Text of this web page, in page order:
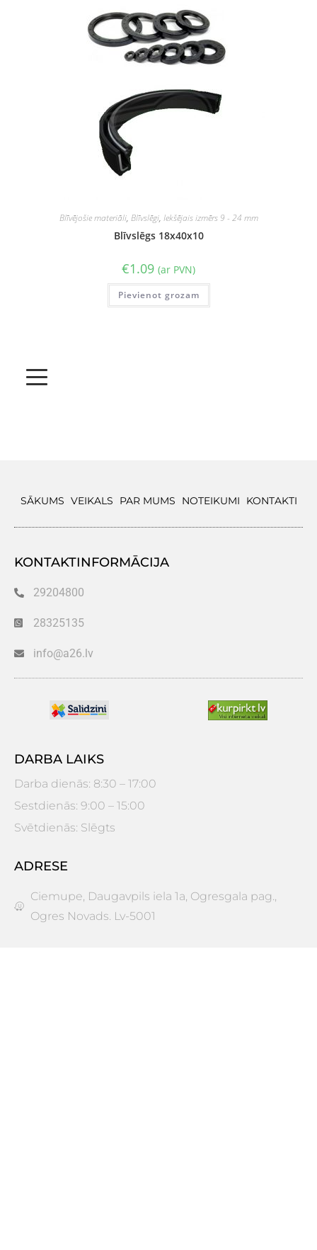
Blīvējošie materiāli, Blīvslēgi, Iekšējais izmērs 9 - 24 mm
Blīvslēgs 18x40x10
€1.09 (ar PVN)
Pievienot grozam
SĀKUMS VEIKALS PAR MUMS NOTEIKUMI KONTAKTI
KONTAKTINFORMĀCIJA
29204800
28325135
info@a26.lv
DARBA LAIKS
Darba dienās: 8:30 – 17:00
Sestdienās: 9:00 – 15:00
Svētdienās: Slēgts
ADRESE
Ciemupe, Daugavpils iela 1a, Ogresgala pag.,
Ogres Novads. Lv-5001